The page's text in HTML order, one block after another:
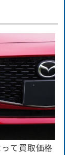
て買取価格